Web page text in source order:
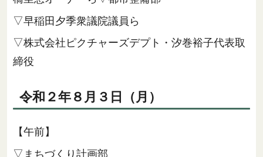
▽早稲田夕季衆議院議員ら
▽株式会社ピクチャーズデプト・汐巻裕子代表取
締役
令和２年８月３日（月）
【午前】
▽まちづくり計画部